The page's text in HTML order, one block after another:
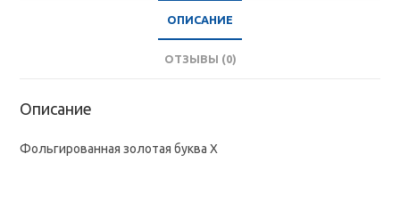
ОПИСАНИЕ
ОТЗЫВЫ (0)
Описание
Фольгированная золотая буква X